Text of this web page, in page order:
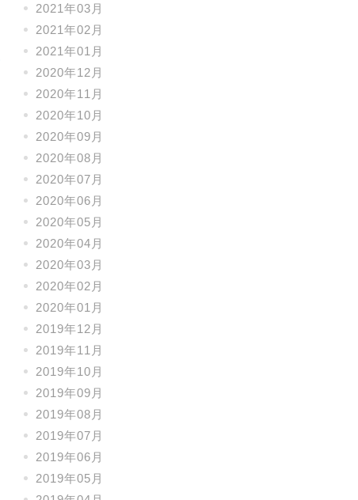
2021年03月
2021年02月
2021年01月
2020年12月
2020年11月
2020年10月
2020年09月
2020年08月
2020年07月
2020年06月
2020年05月
2020年04月
2020年03月
2020年02月
2020年01月
2019年12月
2019年11月
2019年10月
2019年09月
2019年08月
2019年07月
2019年06月
2019年05月